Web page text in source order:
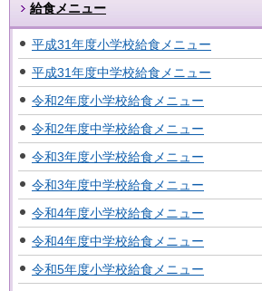
給食メニュー
平成31年度小学校給食メニュー
平成31年度中学校給食メニュー
令和2年度小学校給食メニュー
令和2年度中学校給食メニュー
令和3年度小学校給食メニュー
令和3年度中学校給食メニュー
令和4年度小学校給食メニュー
令和4年度中学校給食メニュー
令和5年度小学校給食メニュー